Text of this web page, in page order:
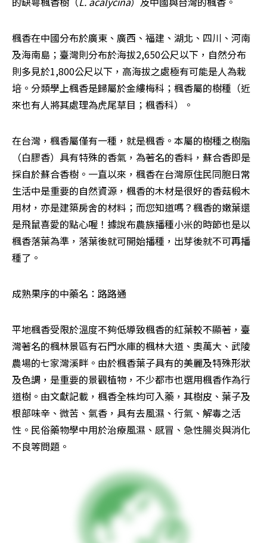
楓香在中國分布於廣東、廣西、福建、湖北、四川、河南
及海南島；臺灣則分布於海拔2,650公尺以下，自然分布
則多見於1,800公尺以下，高海拔之處極有可能是人為栽
培。分類學上楓香是歸屬於金縷梅科；楓香屬的樹種（近
來也有人將其處理為虎尾草目；楓香科）。
在台灣，楓香屬僅有一種，就是楓香。本屬的樹種之樹脂
（白膠香）具有特殊的香氣，為著名的香料，蘇合香即是
採自於蘇合香樹。一直以來，楓香在台灣原住民同胞日常
生活中是重要的自然資源，楓香的木材是很好的香菇椴木
用材，亦是建築房舍的材料；而您知道嗎？楓香的嫩葉還
是飛鼠喜愛的點心喔！據說布農族播種小米的時節也是以
楓香落葉為準，落葉後就可開始播種，出芽後就不可再播
種了。
成熟果序的中藥名：路路通
平地楓香受限於溫度不夠低導致楓香的紅葉較不顯著，臺
灣著名的楓林景區有石門水庫的楓林大道、奧萬大、武陵
農場的七家灣溪畔。由於楓香葉子具有的美麗及特殊形狀
及色調，是重要的景觀植物，不少都市也選用楓香作為行
道樹。由文獻記載，楓香全株均可入藥，其樹皮、葉子及
根部味辛、微苦、氣香，具有去風濕、行氣、解毒之活
性。民俗藥物學中用於治療風濕、感冒、急性腸炎與消化
不良等問題。